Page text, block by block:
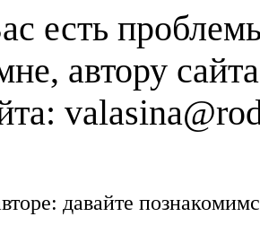
есть
автору
давайте